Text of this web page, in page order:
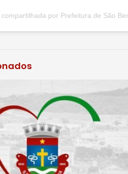
por Prefeitura de São